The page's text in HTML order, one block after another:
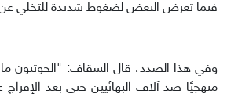
فيما تعرض البعض لضغوط شديدة للتخلي عن
وفي هذا الصدد، قال السقاف: "الحوثيون ما
منهجيًا ضد آلاف البهائيين حتى بعد